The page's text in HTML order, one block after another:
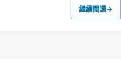
繼續閱讀→